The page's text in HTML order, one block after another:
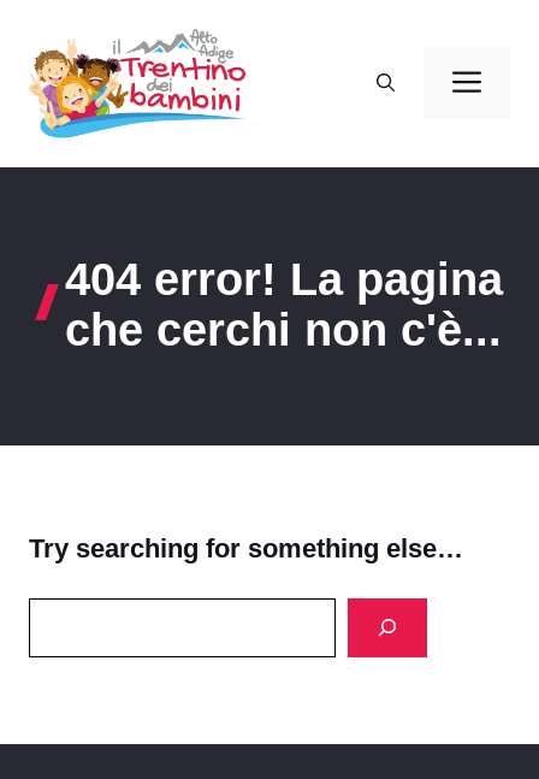
contenuto
404 error! La pagina
che cerchi non c'è...
Try searching for something else…